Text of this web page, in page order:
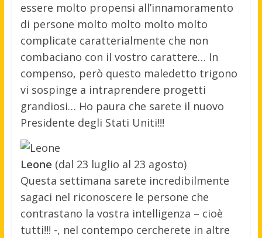
essere molto propensi all’innamoramento
di persone molto molto molto molto
complicate caratterialmente che non
combaciano con il vostro carattere… In
compenso, però questo maledetto trigono
vi sospinge a intraprendere progetti
grandiosi… Ho paura che sarete il nuovo
Presidente degli Stati Uniti!!!
Leone (dal 23 luglio al 23 agosto)
Questa settimana sarete incredibilmente
sagaci nel riconoscere le persone che
contrastano la vostra intelligenza – cioè
tutti!!! -, nel contempo cercherete in altre